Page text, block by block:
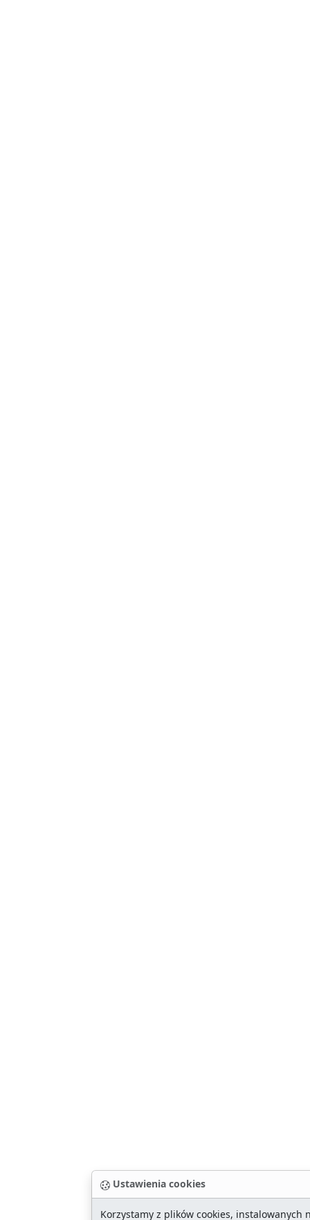
Ustawienia cookies
Korzystamy z plików cookies, instalowanych